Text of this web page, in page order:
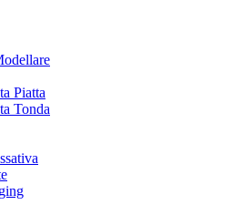
Piatta
Tonda